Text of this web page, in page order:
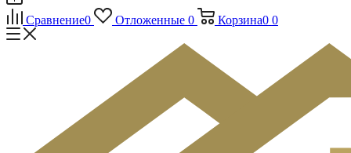
Сравнение0 Отложенные 0 Корзина0 0